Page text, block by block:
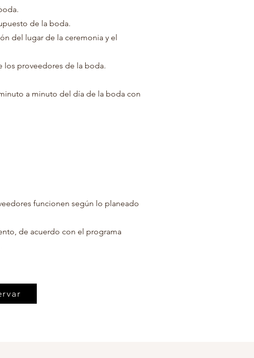
de la boda.
del lugar de la ceremonia y el
los proveedores de la boda.
a minuto del día de la boda con
funcionen según lo planeado
de acuerdo con el programa